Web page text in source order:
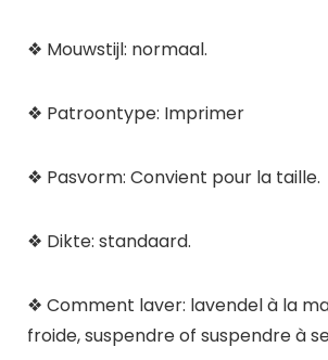
❖ Mouwstijl: normaal.
❖ Patroontype: Imprimer
❖ Pasvorm: Convient pour la taille.
❖ Dikte: standaard.
❖ Comment laver: lavendel à la
froide, suspendre of suspendre à